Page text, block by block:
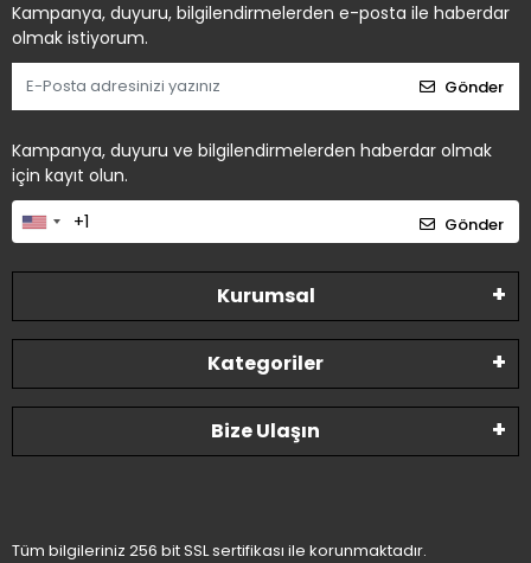
Kampanya, duyuru, bilgilendirmelerden e-posta ile haberdar
olmak istiyorum.
Gönder
Kampanya, duyuru ve bilgilendirmelerden haberdar olmak
için kayıt olun.
Gönder
Kurumsal
Kategoriler
Bize Ulaşın
Tüm bilgileriniz 256 bit SSL sertifikası ile korunmaktadır.